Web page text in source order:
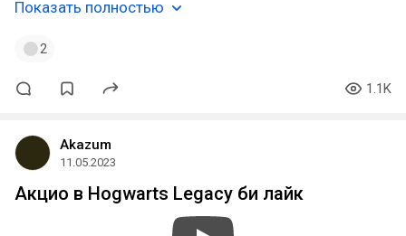
Показать полностью
2
1.1K
Akazum
11.05.2023
Акцио в Hogwarts Legacy би лайк